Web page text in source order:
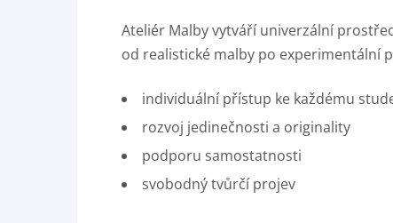
Ateliér Malby vytváří univerzální
od realistické malby po experimentální
individuální přístup ke každému
rozvoj jedinečnosti a originality
podporu samostatnosti
svobodný tvůrčí projev